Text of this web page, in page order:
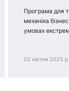
Програма для
механіка
умовах
02 квітня 2025 р.